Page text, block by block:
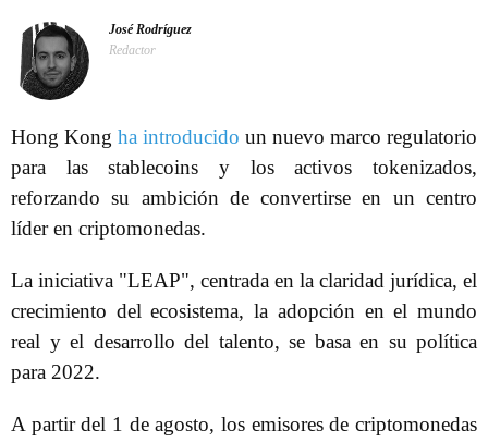
José Rodríguez
Redactor
Hong Kong ha introducido un nuevo marco regulatorio
para las stablecoins y los activos tokenizados,
reforzando su ambición de convertirse en un centro
líder en criptomonedas.
La iniciativa "LEAP", centrada en la claridad jurídica, el
crecimiento del ecosistema, la adopción en el mundo
real y el desarrollo del talento, se basa en su política
para 2022.
A partir del 1 de agosto, los emisores de criptomonedas